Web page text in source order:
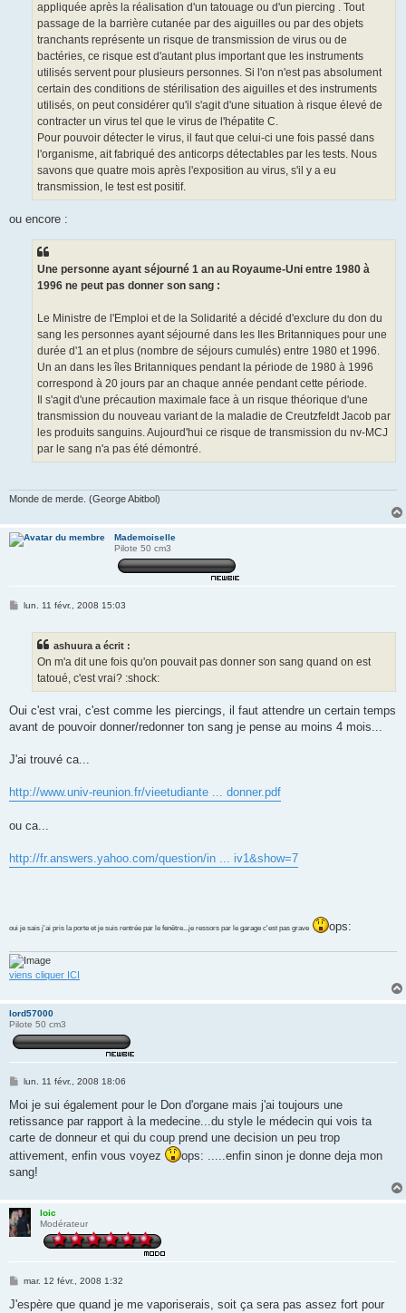
appliquée après la réalisation d'un tatouage ou d'un piercing . Tout
passage de la barrière cutanée par des aiguilles ou par des objets
tranchants représente un risque de transmission de virus ou de
bactéries, ce risque est d'autant plus important que les instruments
utilisés servent pour plusieurs personnes. Si l'on n'est pas absolument
certain des conditions de stérilisation des aiguilles et des instruments
utilisés, on peut considérer qu'il s'agit d'une situation à risque élevé de
contracter un virus tel que le virus de l'hépatite C.
Pour pouvoir détecter le virus, il faut que celui-ci une fois passé dans
l'organisme, ait fabriqué des anticorps détectables par les tests. Nous
savons que quatre mois après l'exposition au virus, s'il y a eu
transmission, le test est positif.
ou encore :
Une personne ayant séjourné 1 an au Royaume-Uni entre 1980 à
1996 ne peut pas donner son sang :
Le Ministre de l'Emploi et de la Solidarité a décidé d'exclure du don du
sang les personnes ayant séjourné dans les Iles Britanniques pour une
durée d'1 an et plus (nombre de séjours cumulés) entre 1980 et 1996.
Un an dans les îles Britanniques pendant la période de 1980 à 1996
correspond à 20 jours par an chaque année pendant cette période.
Il s'agit d'une précaution maximale face à un risque théorique d'une
transmission du nouveau variant de la maladie de Creutzfeldt Jacob par
les produits sanguins. Aujourd'hui ce risque de transmission du nv-MCJ
par le sang n'a pas été démontré.
Monde de merde. (George Abitbol)
Mademoiselle
Pilote 50 cm3
Mlun. 11 févr., 2008 15:03
ashuura a écrit :
On m'a dit une fois qu'on pouvait pas donner son sang quand on est
tatoué, c'est vrai? :shock:
Oui c'est vrai, c'est comme les piercings, il faut attendre un certain temps
avant de pouvoir donner/redonner ton sang je pense au moins 4 mois...
J'ai trouvé ca...
http://www.univ-reunion.fr/vieetudiante ... donner.pdf
ou ca...
http://fr.answers.yahoo.com/question/in ... iv1&show=7
oui je sais j'ai pris la porte et je suis rentrée par le fenêtre...je ressors par le garage c'est pas grave ops:
viens cliquer ICI
lord57000
Pilote 50 cm3
M
s
a
g
lun. 11 févr., 2008 18:06
Moi je sui également pour le Don d'organe mais j'ai toujours une
retissance par rapport à la medecine...du style le médecin qui vois ta
carte de donneur et qui du coup prend une decision un peu trop
attivement, enfin vous voyez
ops: .....enfin sinon je donne deja mon
sang!
loic
Modérateur
M
s
mar. 12 févr., 2008 1:32
J'espère que quand je me vaporiserais, soit ça sera pas assez fort pour